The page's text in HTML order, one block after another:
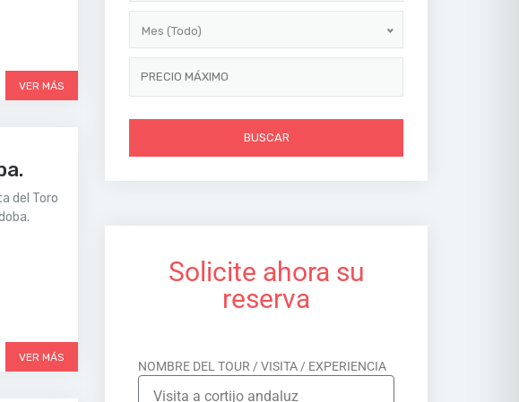
VER MÁS
del Toro
VER MÁS
Mes (todo)
Solicite ahora su
reserva
NOMBRE DEL TOUR / VISITA / EXPERIENCIA